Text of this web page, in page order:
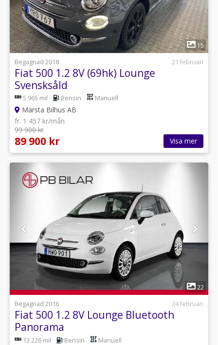
1
15
Begagnad 2018
21 februari
Fiat 500 1.2 8V (69hk) Lounge
Svensksåld
5 965 mil Bensin Manuell
Märsta Bilhus AB
fr. 1 457 kr/mån
99 900 kr
89 900 kr Visa mer
1
22
Begagnad 2016
24 februari
Fiat 500 1.2 8V Lounge Bluetooth
Panorama
13 226 mil Bensin Manuell